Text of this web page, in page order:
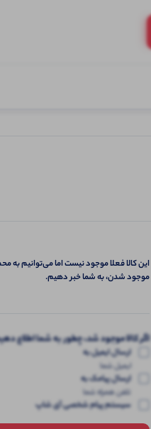
این کالا فعلا موجود نیست اما می‌توانیم به
موجود شدن، به شما خبر دهیم.
اگر کالا موجود شد، چطور به شما اطلاع
ارسال ایمیل به
ایمیل شما
ارسال پیامک به
تلفن همراه شما
سیستم پیام شخصی آی شاپ